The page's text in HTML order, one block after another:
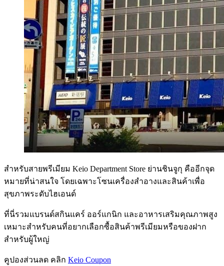
สำหรับสายพรีเมียม Keio Department Store ย่านชินจูกุ คืออีกจุด
หมายที่น่าสนใจ โดยเฉพาะโซนเครื่องสำอางและสินค้าเพื่อ
สุขภาพระดับไฮเอนด์
ที่นี่รวมแบรนด์สกินแคร์ ออร์แกนิก และอาหารเสริมคุณภาพสูง
เหมาะสำหรับคนที่อยากเลือกซื้อสินค้าพรีเมียมหรือของฝาก
สำหรับผู้ใหญ่
คูปองส่วนลด คลิก Keio Coupon